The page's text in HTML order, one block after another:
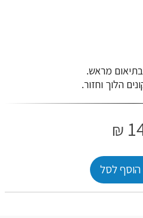
מראש.
הלוך וחזור.
₪
הוסף לסל